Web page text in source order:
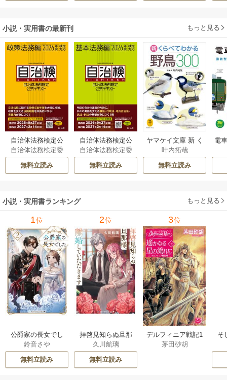
小説・実用書の最新刊 もっと見る
自治体法務検定公
式テキスト 政策
法務編 ２０２６
年度検定対応 1巻
自治体法務検定委
員会
無料立読み
自治体法務検定公
式テキスト 基本
法務編 ２０２６
年度検定対応 1巻
自治体法務検定委
員会
無料立読み
ヤマケイ文庫 新 く
らべてわかる野鳥3
00 1巻
叶内拓哉
無料立読み
電
小説・実用書ランキング もっと見る
1位
公爵家の長女でし
た
鈴音さや
無料立読み
2位
拝啓見知らぬ旦那
様、離婚していた
だきます
久川航璃
無料立読み
3位
デルフィニア戦記1
茅田砂胡
そ